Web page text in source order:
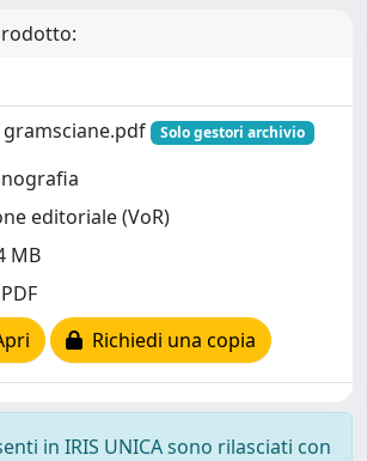
Solo gestori archivio
editoriale (VoR)
MB
Richiedi una copia
in IRIS UNICA sono rilasciati con